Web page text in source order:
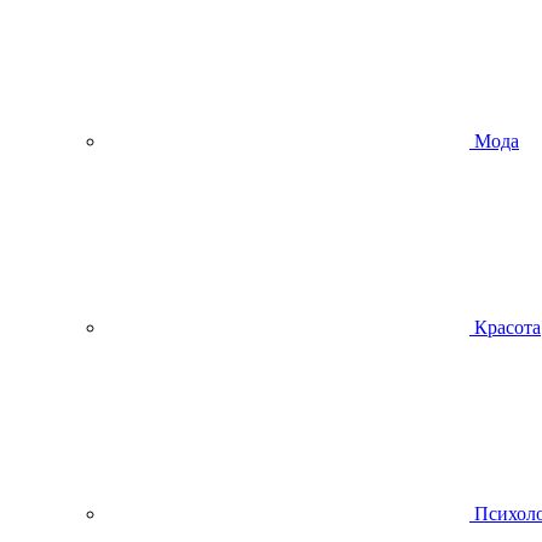
Мода
Красота